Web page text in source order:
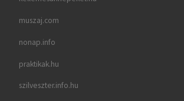
muszaj.com
nonap.info
praktikak.hu
szilveszter.info.hu